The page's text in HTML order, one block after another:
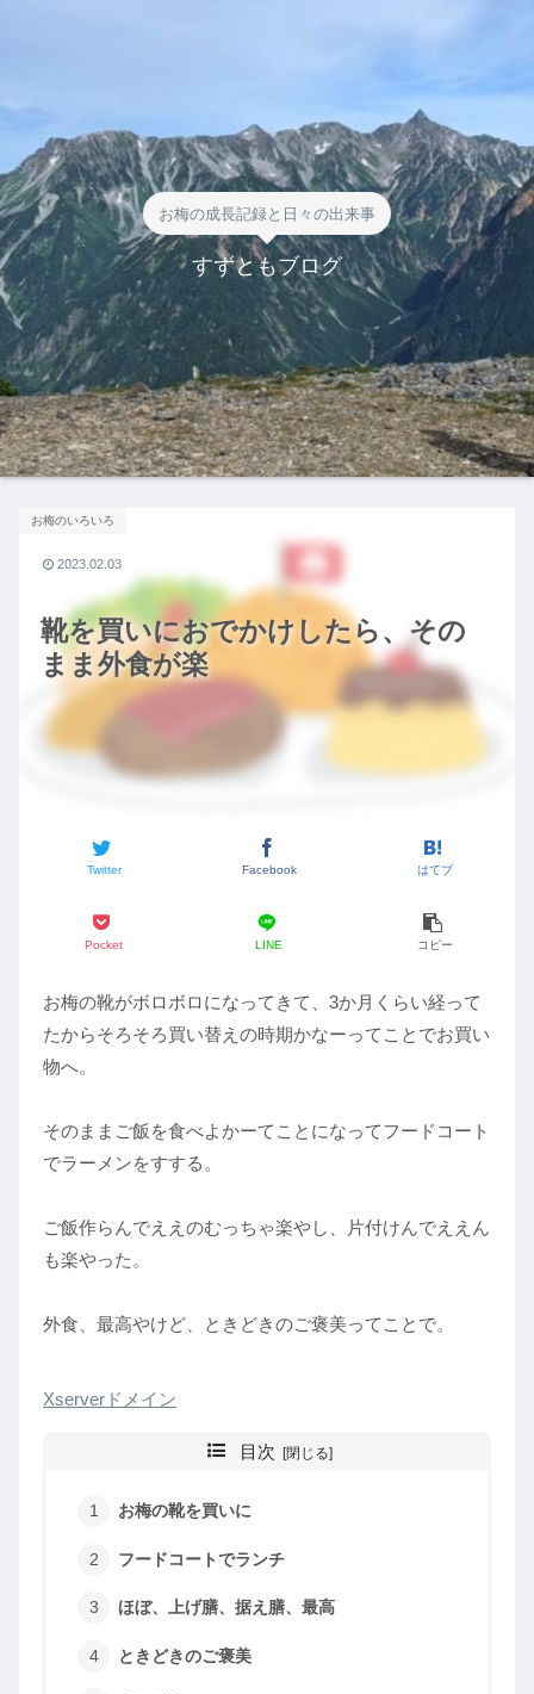
お梅の成長記録と日々の出来事
すずともブログ
靴を買いにおでかけしたら、その
まま外食が楽
お梅のいろいろ
Twitter Facebook はてブ
Pocket LINE コピー
2023.02.03
お梅の靴がボロボロになってきて、3か月くらい経って
たからそろそろ買い替えの時期かなーってことでお買い
物へ。
そのままご飯を食べよかーてことになってフードコート
でラーメンをすする。
ご飯作らんでええのむっちゃ楽やし、片付けんでええん
も楽やった。
外食、最高やけど、ときどきのご褒美ってことで。
Xserverドメイン
目次
お梅の靴を買いに
フードコートでランチ
ほぼ、上げ膳、据え膳、最高
ときどきのご褒美